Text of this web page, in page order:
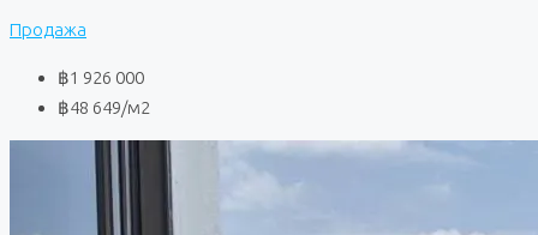
Продажа
฿1 926 000
฿48 649/м2